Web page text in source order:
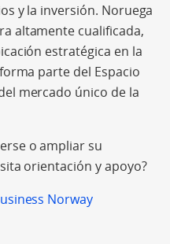
y la inversión. Noruega
altamente cualificada,
estratégica en la
parte del Espacio
mercado único de la
o ampliar su
orientación y apoyo?
Norway